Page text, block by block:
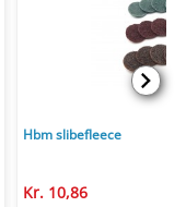
Hbm slibefleece
Kr. 10,86